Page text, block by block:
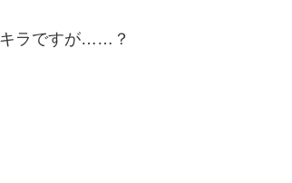
キラですが……？